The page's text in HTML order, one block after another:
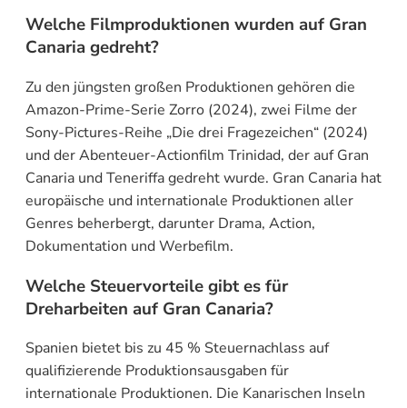
Welche Filmproduktionen wurden auf Gran
Canaria gedreht?
Zu den jüngsten großen Produktionen gehören die
Amazon-Prime-Serie Zorro (2024), zwei Filme der
Sony-Pictures-Reihe „Die drei Fragezeichen“ (2024)
und der Abenteuer-Actionfilm Trinidad, der auf Gran
Canaria und Teneriffa gedreht wurde. Gran Canaria hat
europäische und internationale Produktionen aller
Genres beherbergt, darunter Drama, Action,
Dokumentation und Werbefilm.
Welche Steuervorteile gibt es für
Dreharbeiten auf Gran Canaria?
Spanien bietet bis zu 45 % Steuernachlass auf
qualifizierende Produktionsausgaben für
internationale Produktionen. Die Kanarischen Inseln